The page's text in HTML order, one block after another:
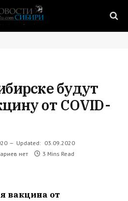
будут
от COVID-
Updated: 03.09.2020
нет 3 Mins Read
вакцина от